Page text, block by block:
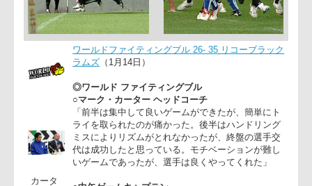
ワールドファイティングブル 26- 35 リコーブラッ
ラムズ
（1月14日）